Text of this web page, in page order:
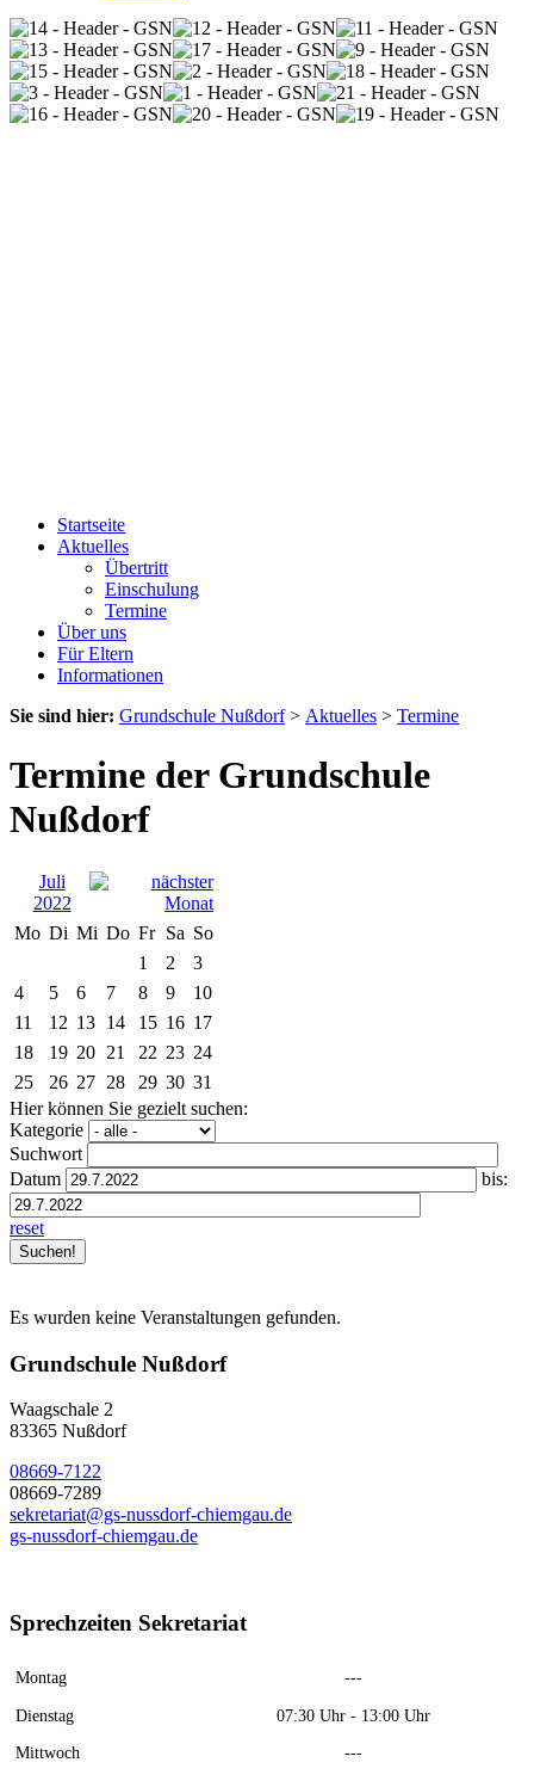
Startseite
Aktuelles
Übertritt
Einschulung
Termine
Über uns
Für Eltern
Informationen
Sie sind hier: Grundschule Nußdorf> Aktuelles > Termine
Termine der Grundschule
Nußdorf
Juli
2022
Mo Di Mi Do Fr Sa So
1
2
3
4
5 6 7 8 9
10
11
12 13 14 15 16 17
18
19 20 21 22 23 24
25
26 27 28 29 30 31
Hier können Sie gezielt suchen:
Kategorie
Suchwort
Datum
bis:
reset
Es wurden keine Veranstaltungen gefunden.
Grundschule Nußdorf
Waagschale 2
83365 Nußdorf
08669-7122
08669-7289
sekretariat@gs-nussdorf-chiemgau.de
gs-nussdorf-chiemgau.de
Sprechzeiten Sekretariat
Montag
---
Dienstag
07:30 Uhr - 13:00 Uhr
Mittwoch
---